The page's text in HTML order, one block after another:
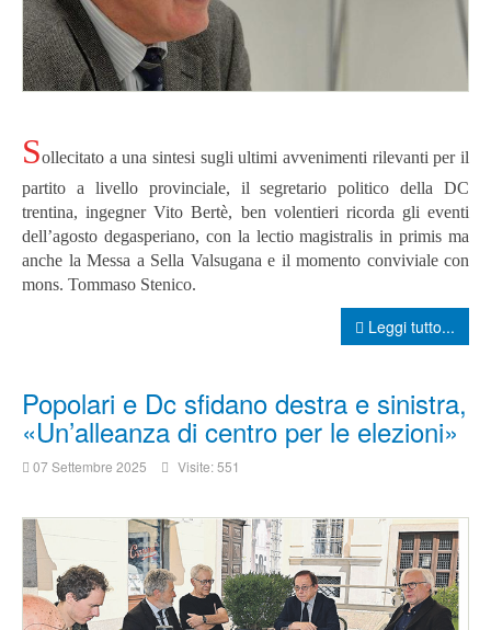
Sollecitato a una sintesi sugli ultimi avvenimenti rilevanti per il
partito a livello provinciale, il segretario politico della DC
trentina, ingegner Vito Bertè, ben volentieri ricorda gli eventi
dell’agosto degasperiano, con la lectio magistralis in primis ma
anche la Messa a Sella Valsugana e il momento conviviale con
mons. Tommaso Stenico.
Leggi tutto...
Popolari e Dc sfidano destra e sinistra,
«Un’alleanza di centro per le elezioni»
07 Settembre 2025 Visite: 551